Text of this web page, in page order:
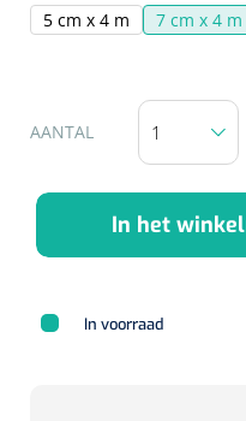
Herbruikbare
Verpleegdekens
Warmtetherapie
Laser chirurgie
Surgical suction
5 cm x 4 m 7 cm x 4 m
AANTAL
In het
In voorraad